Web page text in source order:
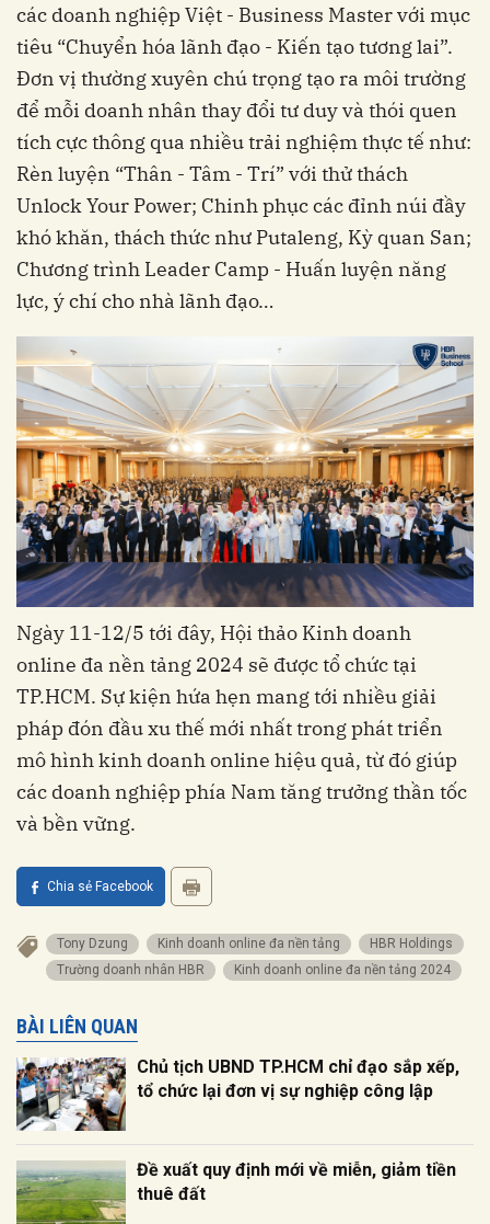
các doanh nghiệp Việt - Business Master với mục
tiêu “Chuyển hóa lãnh đạo - Kiến tạo tương lai”.
Đơn vị thường xuyên chú trọng tạo ra môi trường
để mỗi doanh nhân thay đổi tư duy và thói quen
tích cực thông qua nhiều trải nghiệm thực tế như:
Rèn luyện “Thân - Tâm - Trí” với thử thách
Unlock Your Power; Chinh phục các đỉnh núi đầy
khó khăn, thách thức như Putaleng, Kỳ quan San;
Chương trình Leader Camp - Huấn luyện năng
lực, ý chí cho nhà lãnh đạo…
Ngày 11-12/5 tới đây, Hội thảo Kinh doanh
online đa nền tảng 2024 sẽ được tổ chức tại
TP.HCM. Sự kiện hứa hẹn mang tới nhiều giải
pháp đón đầu xu thế mới nhất trong phát triển
mô hình kinh doanh online hiệu quả, từ đó giúp
các doanh nghiệp phía Nam tăng trưởng thần tốc
và bền vững.
Chia sẻ Facebook
Tony Dzung Kinh doanh online đa nền tảng
HBR Holdings
Trường doanh nhân HBR
Kinh doanh online đa nền tảng 2024
BÀI LIÊN QUAN
Chủ tịch UBND TP.HCM chỉ đạo sắp xếp,
tổ chức lại đơn vị sự nghiệp công lập
Đề xuất quy định mới về miễn, giảm tiền
thuê đất